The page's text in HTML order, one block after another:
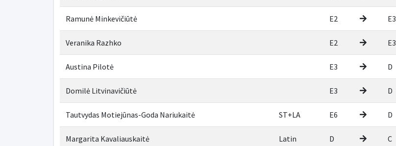
Ramunė Minkevičiūtė E2 E3
Veranika Razhko E2 E3
Austina Pilotė E3 D
Domilė Litvinavičiūtė E3 D
Tautvydas Motiejūnas-Goda Nariukaitė ST+LA E6 D
Margarita Kavaliauskaitė Latin D C